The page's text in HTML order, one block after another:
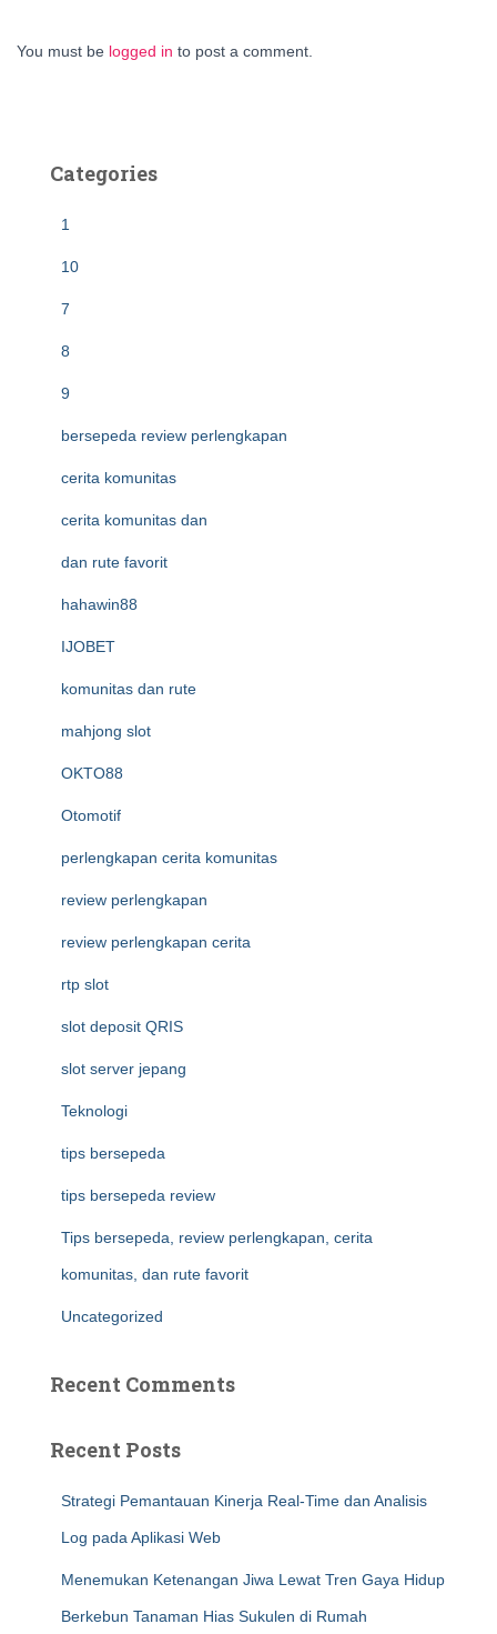
You must be logged in to post a comment.
Categories
1
10
7
8
9
bersepeda review perlengkapan
cerita komunitas
cerita komunitas dan
dan rute favorit
hahawin88
IJOBET
komunitas dan rute
mahjong slot
OKTO88
Otomotif
perlengkapan cerita komunitas
review perlengkapan
review perlengkapan cerita
rtp slot
slot deposit QRIS
slot server jepang
Teknologi
tips bersepeda
tips bersepeda review
Tips bersepeda, review perlengkapan, cerita
komunitas, dan rute favorit
Uncategorized
Recent Comments
Recent Posts
Strategi Pemantauan Kinerja Real-Time dan Analisis
Log pada Aplikasi Web
Menemukan Ketenangan Jiwa Lewat Tren Gaya Hidup
Berkebun Tanaman Hias Sukulen di Rumah